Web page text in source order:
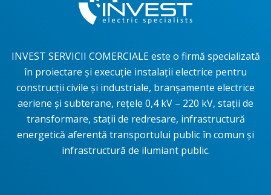
INVEST SERVICII COMERCIALE este o firmă specializată
în proiectare și execuție instalații electrice pentru
construcţii civile şi industriale, branşamente electrice
aeriene şi subterane, rețele 0,4 kV – 220 kV, stații de
transformare, stații de redresare, infrastructură
energetică aferentă transportului public în comun și
infrastructură de ilumiant public.